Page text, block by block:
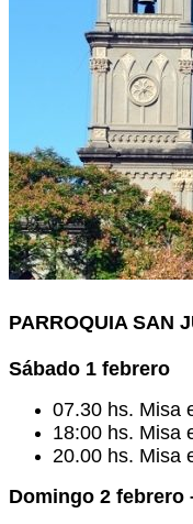
PARROQUIA SAN
Sábado 1 febrero
07.30 hs. Misa
18:00 hs. Misa
20.00 hs. Misa
Domingo 2 febrero